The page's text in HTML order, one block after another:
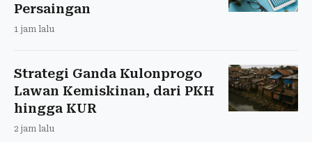
Persaingan
1 jam lalu
Strategi Ganda Kulonprogo
Lawan Kemiskinan, dari PKH
hingga KUR
2 jam lalu